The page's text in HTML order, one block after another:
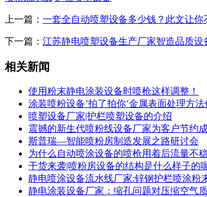
上一篇： 一套全自动喷塑设备多少钱？此文让你
下一篇： 江苏静电喷塑设备生产厂家智造品质设
相关新闻
使用粉末静电涂装设备时喷枪这样调整！
涂装喷粉设备’拍了拍你’金属表面处理方法
喷塑设备厂家|护栏喷塑设备的介绍
震撼的新生代喷粉线设备厂家为客户节约
斯普瑞—智能喷粉房制造发展之路研讨会
为什么自动喷涂设备的喷枪用着后流量不
干货来袭|喷粉房设备的结构是什么样子的
静电喷涂设备流水线厂家:锌钢护栏喷涂粉
静电涂装设备厂家：缩孔问题对压缩空气